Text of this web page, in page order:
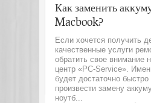
Как заменить
Macbook?
Если хочется получить
качественные услуги
обратить свое внимание
центр «PC-Service».
будет достаточно быстро
произвести замену
ноутб...